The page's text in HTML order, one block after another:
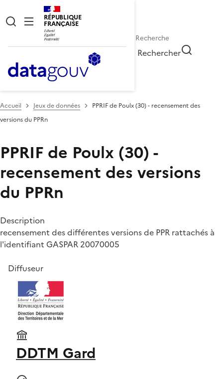
RÉPUBLIQUE
FRANÇAISE
Rechercher
Accueil Jeux de données
PPRIF de Poulx (30) - recensement des
versions du PPRn
PPRIF de Poulx (30) -
recensement des versions
du PPRn
Description
recensement des différentes versions de PPR rattachés à
l'identifiant GASPAR 20070005
Diffuseur
DDTM Gard